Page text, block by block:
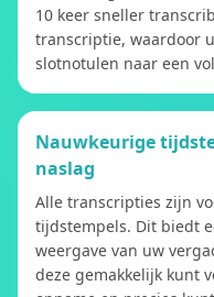
10 keer sneller
transcriptie, waardoor
slotnotulen naar een
Nauwkeurige
naslag
Alle transcripties zijn
tijdstempels. Dit biedt
weergave van uw
deze gemakkelijk kunt